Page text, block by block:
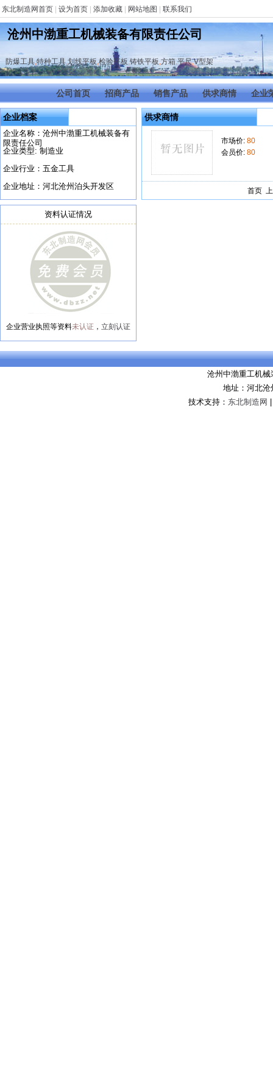
东北制造网首页 设为首页 添加收藏 网站地图 联系我们
沧州中渤重工机械装备有限责任公司
防爆工具,特种工具,划线平板,检验平板,铸铁平板,方箱,平尺,V型架
公司首页 招商产品 销售产品 供求商情 企业
企业档案
企业名称：沧州中渤重工机械装备有
限责任公司
企业类型: 制造业
企业行业：五金工具
企业地址：河北沧州泊头开发区
资料认证情况
企业营业执照等资料未认证 ， 立刻认证
供求商情
市场价: 80
会员价: 80
首页
沧州中渤重工机
地址：河北沧
技术支持： 东北制造网